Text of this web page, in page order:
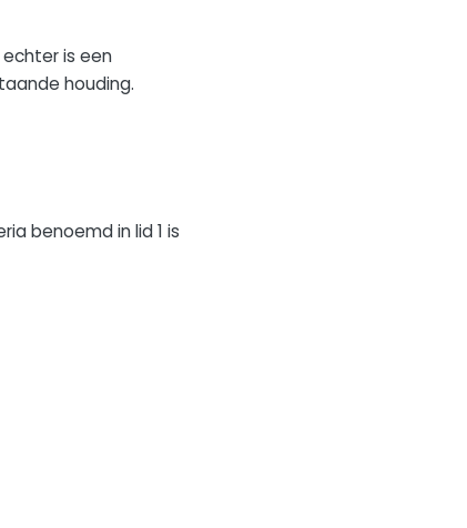
is een
houding.
benoemd in lid 1 is